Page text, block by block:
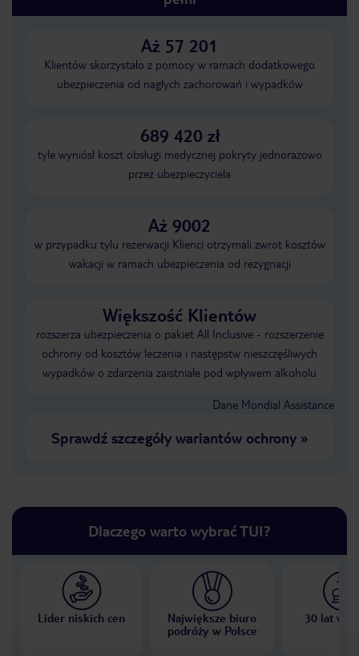
Aż 57 201
Klientów skorzystało z pomocy w ramach dodatkowego
ubezpieczenia od nagłych zachorowań i wypadków
689 420 zł
tyle wyniósł koszt obsługi medycznej pokryty jednorazowo
przez ubezpieczyciela
Aż 9002
w przypadku tylu rezerwacji Klienci otrzymali zwrot kosztów
wakacji w ramach ubezpieczenia od rezygnacji
Większość Klientów
rozszerza ubezpieczenia o pakiet All Inclusive - rozszerzenie
ochrony od kosztów leczenia i następstw nieszczęśliwych
wypadków o zdarzenia zaistniałe pod wpływem alkoholu
Dane Mondial Assistance
Sprawdź szczegóły wariantów ochrony»
Dlaczego warto wybrać TUI?
Lider niskich cen
Największe biuro
podróży w Polsce
30 lat w